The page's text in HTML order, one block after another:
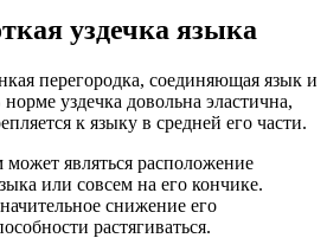
уздечка языка
перегородка, соединяющая язык и
уздечка довольна эластична,
к языку в средней его части.
являться расположение
или совсем на его кончике.
снижение его
растягиваться.